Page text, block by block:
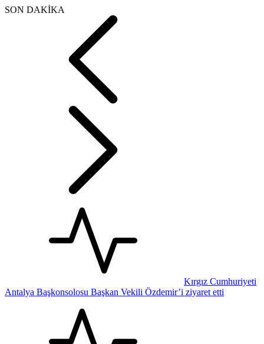
SON DAKİKA
Kırgız Cumhuriyeti
Antalya Başkonsolosu Başkan Vekili Özdemir’i ziyaret etti